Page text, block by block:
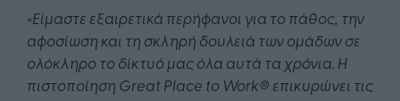
«Είμαστε εξαιρετικά περήφανοι για το πάθος, την
αφοσίωση και τη σκληρή δουλειά των ομάδων σε
ολόκληρο το δίκτυό μας όλα αυτά τα χρόνια. Η
πιστοποίηση Great Place to Work® επικυρώνει τις